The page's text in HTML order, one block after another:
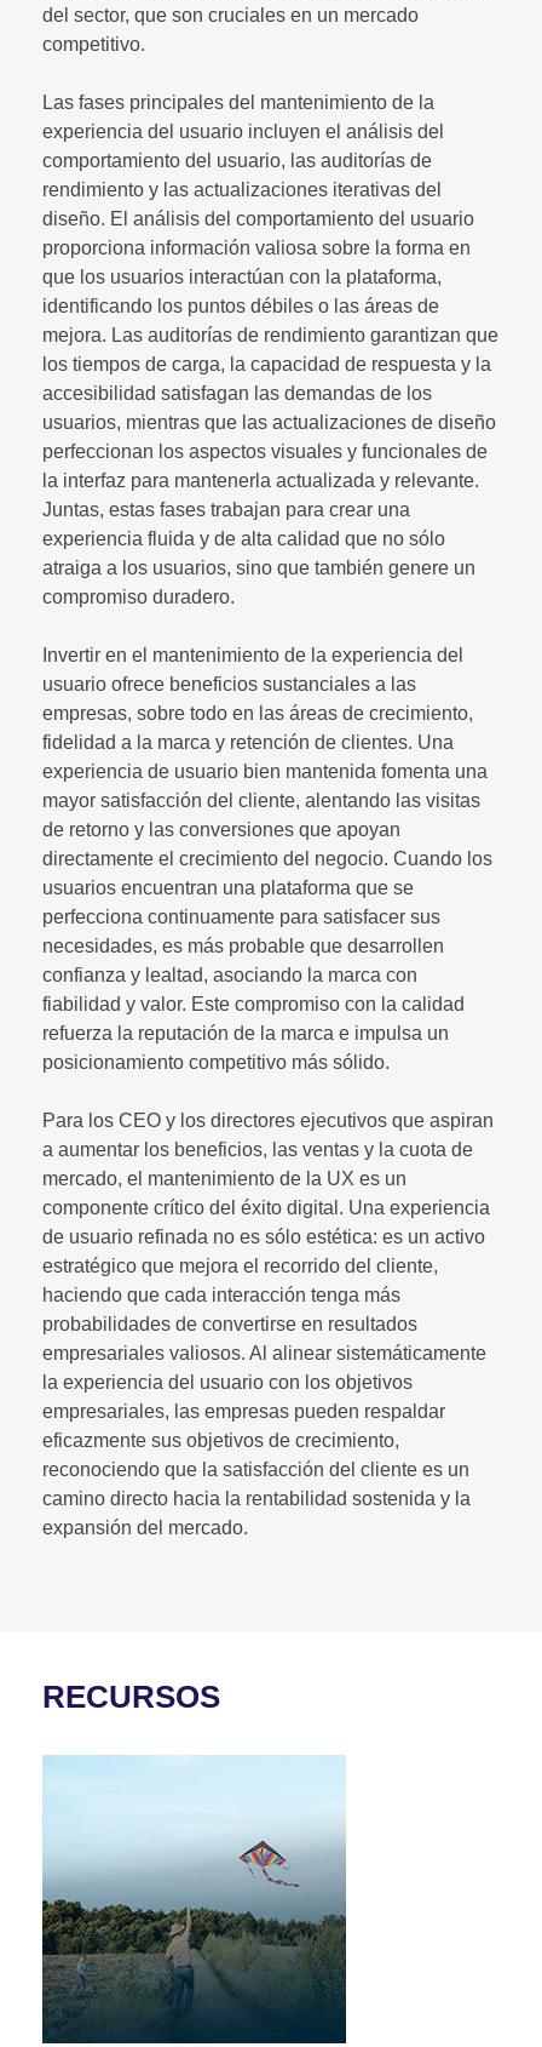
del sector, que son cruciales en un mercado
competitivo.
Las fases principales del mantenimiento de la
experiencia del usuario incluyen el análisis del
comportamiento del usuario, las auditorías de
rendimiento y las actualizaciones iterativas del
diseño. El análisis del comportamiento del usuario
proporciona información valiosa sobre la forma en
que los usuarios interactúan con la plataforma,
identificando los puntos débiles o las áreas de
mejora. Las auditorías de rendimiento garantizan que
los tiempos de carga, la capacidad de respuesta y la
accesibilidad satisfagan las demandas de los
usuarios, mientras que las actualizaciones de diseño
perfeccionan los aspectos visuales y funcionales de
la interfaz para mantenerla actualizada y relevante.
Juntas, estas fases trabajan para crear una
experiencia fluida y de alta calidad que no sólo
atraiga a los usuarios, sino que también genere un
compromiso duradero.
Invertir en el mantenimiento de la experiencia del
usuario ofrece beneficios sustanciales a las
empresas, sobre todo en las áreas de crecimiento,
fidelidad a la marca y retención de clientes. Una
experiencia de usuario bien mantenida fomenta una
mayor satisfacción del cliente, alentando las visitas
de retorno y las conversiones que apoyan
directamente el crecimiento del negocio. Cuando los
usuarios encuentran una plataforma que se
perfecciona continuamente para satisfacer sus
necesidades, es más probable que desarrollen
confianza y lealtad, asociando la marca con
fiabilidad y valor. Este compromiso con la calidad
refuerza la reputación de la marca e impulsa un
posicionamiento competitivo más sólido.
Para los CEO y los directores ejecutivos que aspiran
a aumentar los beneficios, las ventas y la cuota de
mercado, el mantenimiento de la UX es un
componente crítico del éxito digital. Una experiencia
de usuario refinada no es sólo estética: es un activo
estratégico que mejora el recorrido del cliente,
haciendo que cada interacción tenga más
probabilidades de convertirse en resultados
empresariales valiosos. Al alinear sistemáticamente
la experiencia del usuario con los objetivos
empresariales, las empresas pueden respaldar
eficazmente sus objetivos de crecimiento,
reconociendo que la satisfacción del cliente es un
camino directo hacia la rentabilidad sostenida y la
expansión del mercado.
RECURSOS